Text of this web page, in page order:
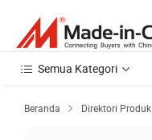
Semua Kategori
Beranda  Direktori Produk